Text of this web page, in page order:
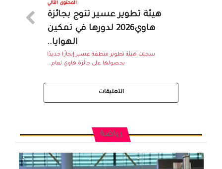
المحتوى التالي
هيئة تطوير عسير تتوج بجائزة
هاوي2026 لدورها في تمكين
الهوايا..
سجلت هيئة تطوير منطقة عسير إنجازًا جديدًا
بحصولها على جائزة هاوي لعام...
التعليقات
رياضة